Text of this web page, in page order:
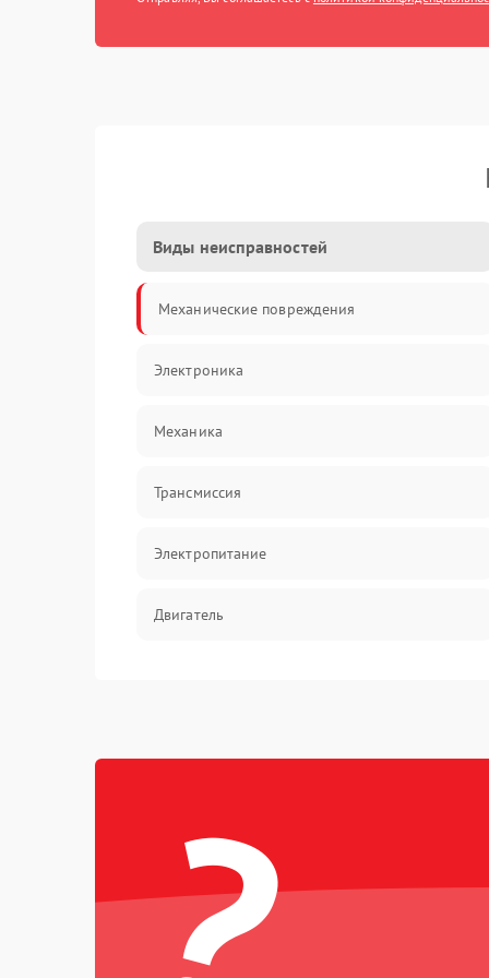
Виды неисправностей
Механические повреждения
Электроника
Механика
Трансмиссия
Электропитание
Двигатель